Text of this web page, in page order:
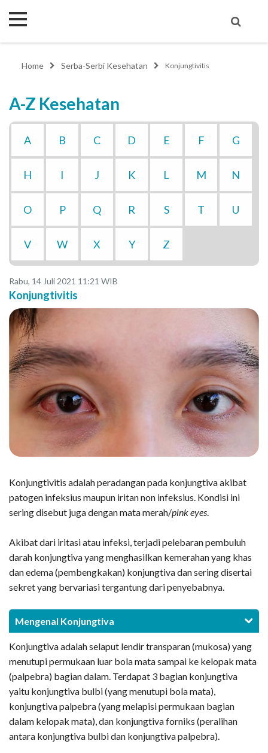
Home Serba-Serbi Kesehatan Konjungtivitis
A-Z Kesehatan
A B C D E F G
H I J K L M N
O P Q R S T U
V W X Y Z
Rabu, 14 Juli 2021 11:21 WIB
Konjungtivitis
Konjungtivitis adalah peradangan pada konjungtiva akibat
patogen infeksius maupun iritan non infeksius. Kondisi ini
sering disebut juga dengan mata merah/pink eyes.
Akibat dari iritasi atau infeksi, terjadi pelebaran pembuluh
darah konjungtiva yang menghasilkan kemerahan yang khas
dan edema (pembengkakan) konjungtiva dan sering disertai
sekret yang bervariasi tergantung dari penyebabnya.
Mengenal Konjungtiva
Konjungtiva adalah selaput lendir transparan (mukosa) yang
menutupi permukaan luar bola mata sampai ke kelopak mata
(palpebra) bagian dalam. Terdapat 3 bagian konjungtiva
yaitu konjungtiva bulbi (yang menutupi bola mata),
konjungtiva palpebra (yang melapisi permukaan bagian
dalam kelopak mata), dan konjungtiva forniks (peralihan
antara konjungtiva bulbi dan konjungtiva palpebra).